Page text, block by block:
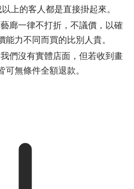
上的客人都是直接掛起來。
廊一律不打折，不議價，以確
能力不同而買的比別人貴。
我們沒有實體店面，但若收到畫
可無條件全額退款。